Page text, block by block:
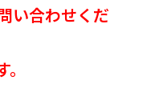
い合わせくだ